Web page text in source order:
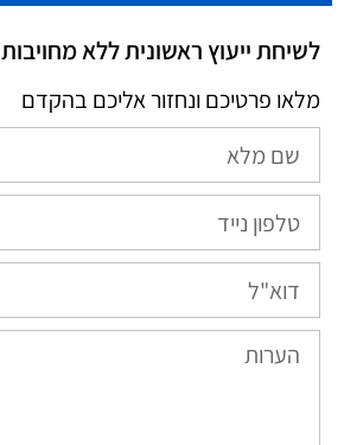
לשיחת ייעוץ ראשונית ללא מחויבות
מלאו פרטיכם ונחזור אליכם בהקדם